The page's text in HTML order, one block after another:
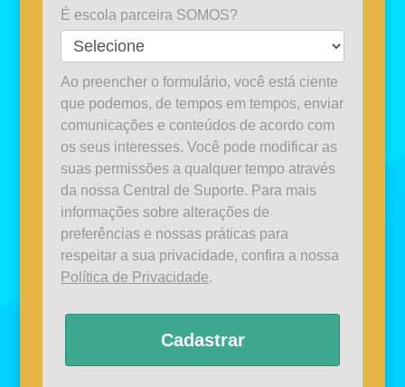
É escola parceira SOMOS?
Ao preencher o formulário, você está ciente
que podemos, de tempos em tempos, enviar
comunicações e conteúdos de acordo com
os seus interesses. Você pode modificar as
suas permissões a qualquer tempo através
da nossa Central de Suporte. Para mais
informações sobre alterações de
preferências e nossas práticas para
respeitar a sua privacidade, confira a nossa
Política de Privacidade.
Cadastrar